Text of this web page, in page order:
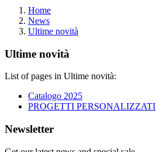
Home
News
Ultime novità
Ultime novità
List of pages in Ultime novità:
Catalogo 2025
PROGETTI PERSONALIZZATI
Newsletter